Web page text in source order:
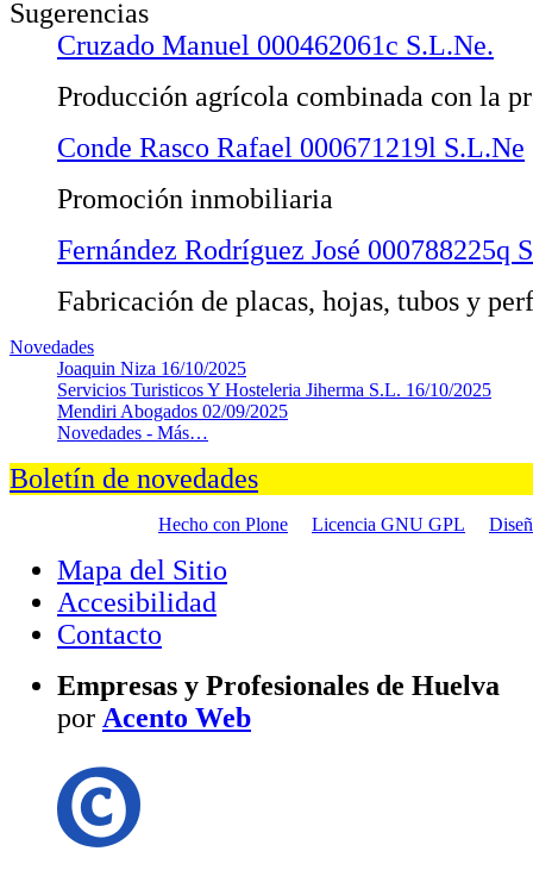
Sugerencias
Cruzado Manuel 000462061c S.L.Ne.
Producción agrícola combinada con la
Conde Rasco Rafael 000671219l S.L.Ne
Promoción inmobiliaria
Fernández Rodríguez José 000788225q
Fabricación de placas, hojas, tubos y
Novedades
Joaquin Niza 16/10/2025
Servicios Turisticos Y Hosteleria Jiherma S.L. 16/10/2025
Mendiri Abogados 02/09/2025
Novedades - Más…
Boletín de novedades
Hecho con Plone Licencia GNU GPL
Mapa del Sitio
Accesibilidad
Contacto
Empresas y Profesionales de Huelva
por Acento Web